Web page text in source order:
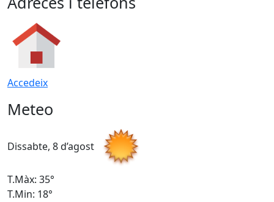
Accedeix
Meteo
Dissabte, 8 d’agost
T.Màx: 35°
T.Min: 18°